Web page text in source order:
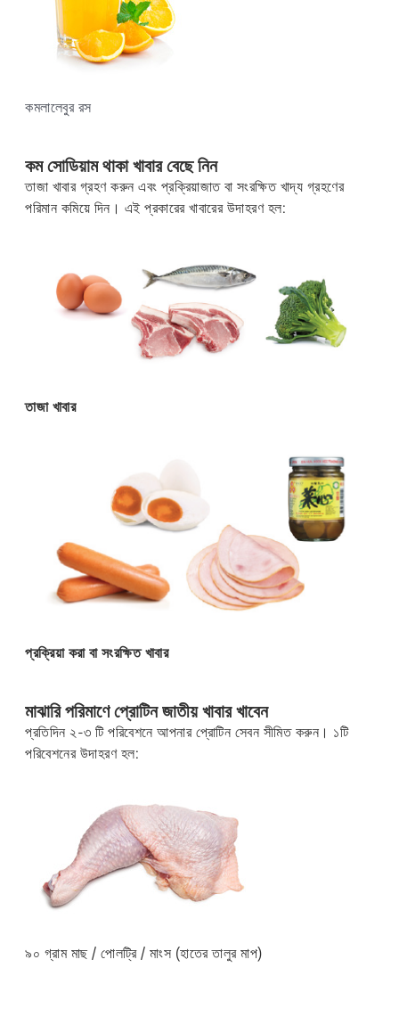
কমলালেবুর রস
কম সোডিয়াম থাকা খাবার বেছে নিন
তাজা খাবার গ্রহণ করুন এবং প্রক্রিয়াজাত বা সংরক্ষিত খাদ্য গ্রহণের
পরিমান কমিয়ে দিন। এই প্রকারের খাবারের উদাহরণ হল:
তাজা খাবার
প্রক্রিয়া করা বা সংরক্ষিত খাবার
মাঝারি পরিমাণে প্রোটিন জাতীয় খাবার খাবেন
প্রতিদিন ২-৩ টি পরিবেশনে আপনার প্রোটিন সেবন সীমিত করুন। ১টি
পরিবেশনের উদাহরণ হল:
৯০ গ্রাম মাছ / পোলট্রি / মাংস (হাতের তালুর মাপ)